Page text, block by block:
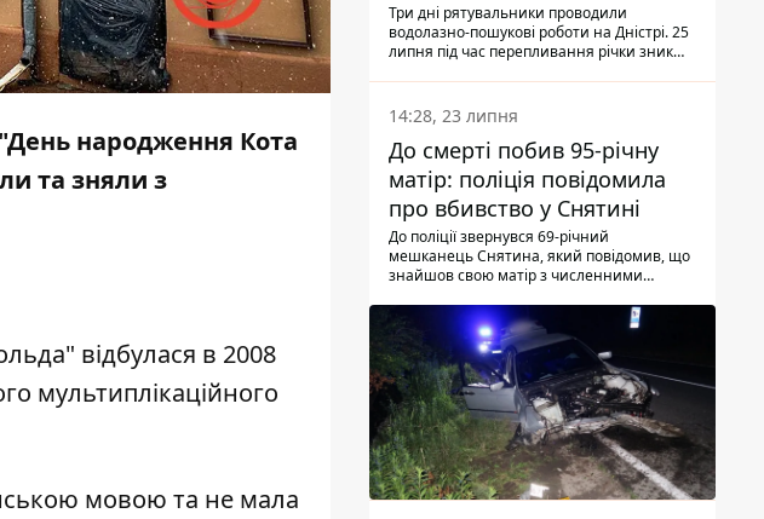
народження Кота
та зняли з
відбулася в 2008
мультиплікаційного
мовою та не мала
Три дні рятувальники проводили
водолазно-пошукові роботи на Дністрі. 25
липня під час перепливання річки зник
виявили тіло.
14:28, 23 липня
До смерті побив 95-річну
матір: поліція повідомила
про вбивство у Снятині
До поліції звернувся 69-річний
мешканець Снятина, який повідомив, що
знайшов свою матір з численними
з'ясували правоохоронці, ці травми жінці
наніс її син.